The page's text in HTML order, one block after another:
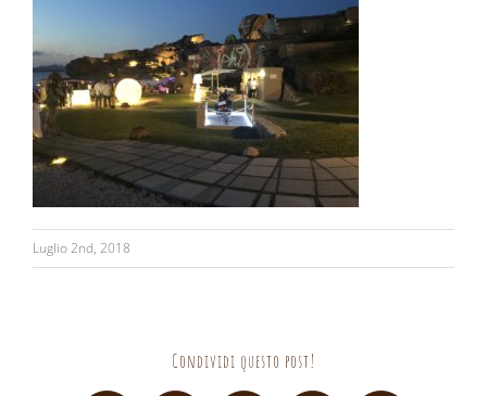
Luglio 2nd, 2018
Condividi questo post!